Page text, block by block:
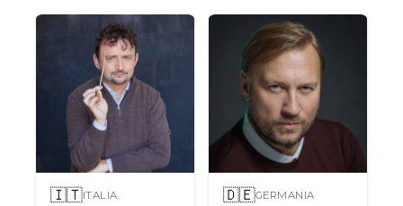
🇮🇹ITALIA 🇩🇪GERMANIA